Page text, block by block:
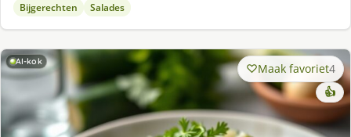
Bijgerechten Salades
AI-kok Maak favoriet4
👍